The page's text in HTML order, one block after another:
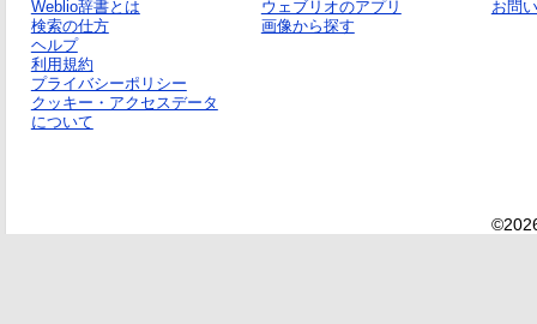
Weblio辞書とは
検索の仕方
ヘルプ
利用規約
プライバシーポリシー
クッキー・アクセスデータ
について
ウェブリオのアプリ
画像から探す
お問